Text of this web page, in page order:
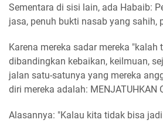
Sementara di sisi lain, ada Habaib:
jasa, penuh bukti nasab yang sahih,
Karena mereka sadar mereka "kalah
dibandingkan kebaikan, keilmuan,
jalan satu-satunya yang mereka
diri mereka adalah: MENJATUHKAN
Alasannya: "Kalau kita tidak bisa